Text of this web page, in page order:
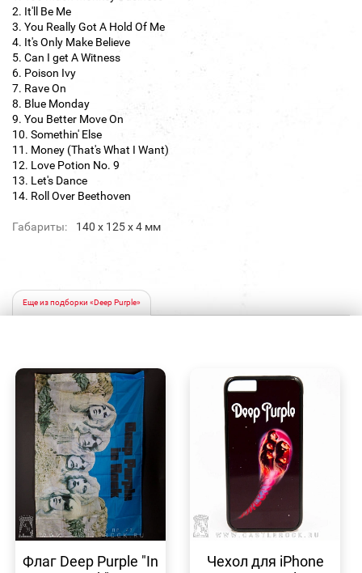
2. It'll Be Me
3. You Really Got A Hold Of Me
4. It's Only Make Believe
5. Can I get A Witness
6. Poison Ivy
7. Rave On
8. Blue Monday
9. You Better Move On
10. Somethin' Else
11. Money (That's What I Want)
12. Love Potion No. 9
13. Let's Dance
14. Roll Over Beethoven
Габариты: 140 х 125 х 4 мм
Еще из подборки «Deep Purple»
ПРОСМОТР
Флаг Deep Purple "In
ПРОСМОТР
Чехол для iPhone